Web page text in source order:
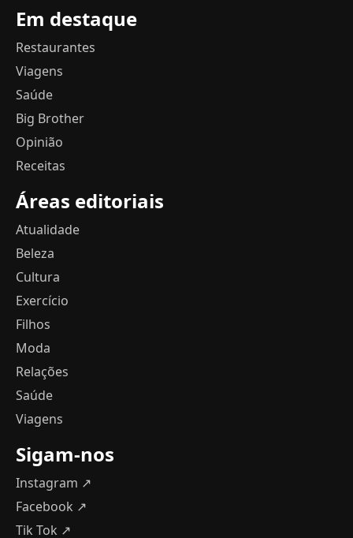
Em destaque
Restaurantes
Viagens
Saúde
Big Brother
Opinião
Receitas
Áreas editoriais
Atualidade
Beleza
Cultura
Exercício
Filhos
Moda
Relações
Saúde
Viagens
Sigam-nos
Instagram ↗
Facebook ↗
Tik Tok ↗